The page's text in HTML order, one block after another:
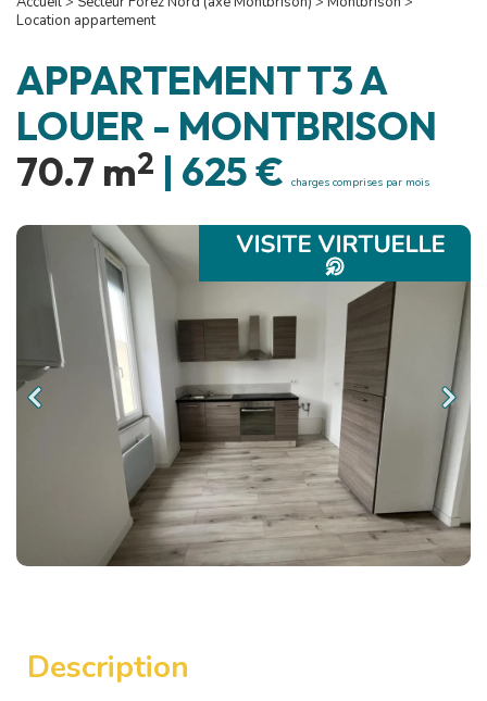
Location appartement
APPARTEMENT T3 A
LOUER - MONTBRISON
70.7 m2 | 625 € charges comprises par mois
Description